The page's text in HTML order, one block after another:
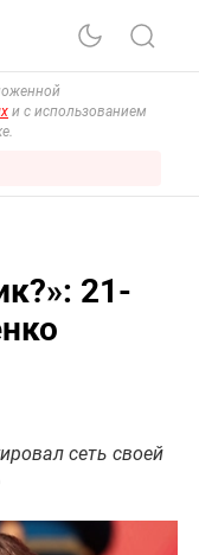
и с использованием
21-
сеть своей